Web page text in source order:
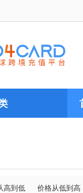
高到低 价格从低到高